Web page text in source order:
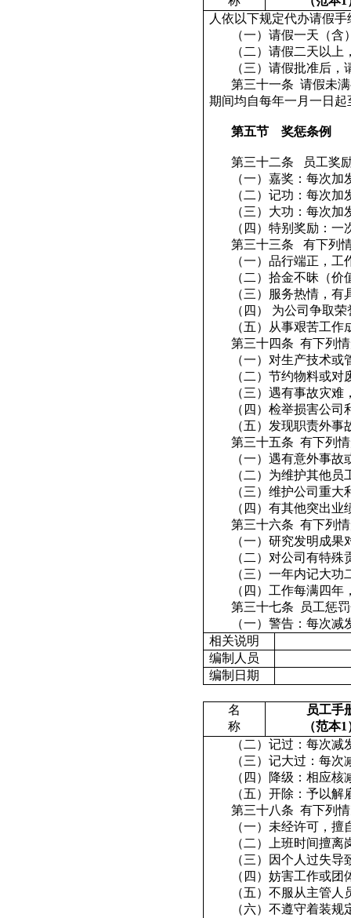
人依以下规定代办请假
（一）请假一天（
（二）请假二天以
（三）请假批准后
第三十一条 请假未
期间均自每年一月一日起
第五节 奖惩条例
第三十二条
员工奖
（一）嘉奖：每次加
（二）记功：每次加
（三）大功：每次加
（四）特别奖励：
第三十三条
有下列
（一）品行端正，
（二）拾金不昧（
（三）服务热情，有
（四）
为公司争取荣
（五）从事艰苦工作
第三十四条 有下列
（一）对生产技术
（二）节约物料或
（三）遇有事故灾
（四）检举损害公司
（五）发现职责外
第三十五条 有下列
（一）遇有意外事
（二）为维护其他
（三）维护公司重
（四）有其他突出业
第三十六条 有下列
（一）研究发明成
（二）对公司有特殊
（三）一年内记大功
（四）工作每满四
第三十七条
员工惩
（一）警告：每次减
相关说明
编制人员
编制日期
名
称
员工手
（范本1
（二）记过：每次减
（三）记大过：每次
（四）降级：相应核
（五）开除：予以解
第三十八条 有下列
（一）未经许可，
（二）上班时间擅
（三）因个人过失
（四）妨害工作或
（五）不服从主管
（六）不遵守着装规